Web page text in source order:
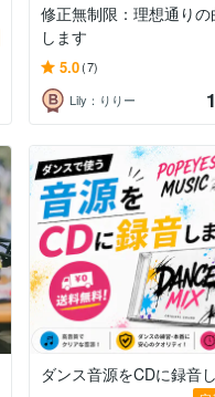
修正無制限：理想通り
します
5.0(7)
Lily：りりー
ダンス音源をCDに録音